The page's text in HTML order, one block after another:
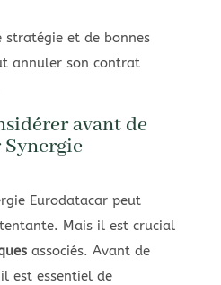
stratégie et de bonnes
annuler son contrat
avant de
Eurodatacar peut
Mais il est crucial
associés. Avant de
est essentiel de